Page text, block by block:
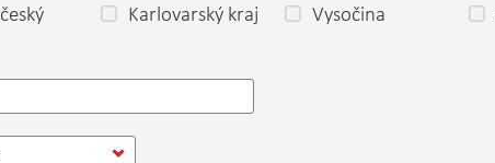
Karlovarský kraj Vysočina